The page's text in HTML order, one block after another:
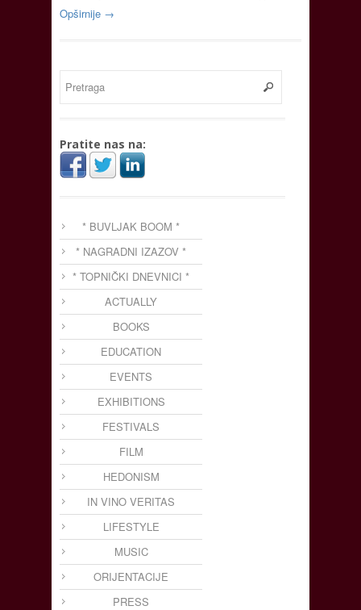
Opširnije →
Pratite nas na:
* BUVLJAK BOOM *
* NAGRADNI IZAZOV *
* TOPNIČKI DNEVNICI *
ACTUALLY
BOOKS
EDUCATION
EVENTS
EXHIBITIONS
FESTIVALS
FILM
HEDONISM
IN VINO VERITAS
LIFESTYLE
MUSIC
ORIJENTACIJE
PRESS